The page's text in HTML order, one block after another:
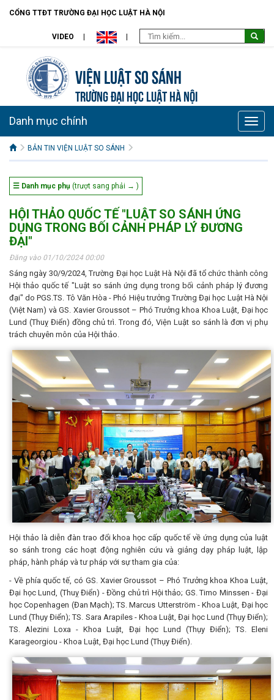
CỔNG TTĐT TRƯỜNG ĐẠI HỌC LUẬT HÀ NỘI
VIDEO
Viện Luật so sánh
TRƯỜNG ĐẠI HỌC LUẬT HÀ NỘI
Toggle
Danh mục chính
BẢN TIN VIỆN LUẬT SO SÁNH
☰ Danh mục phụ (trượt sang phải → )
HỘI THẢO QUỐC TẾ "LUẬT SO SÁNH ỨNG
DỤNG TRONG BỐI CẢNH PHÁP LÝ ĐƯƠNG
ĐẠI"
Đăng vào 01/10/2024 00:00
Sáng ngày 30/9/2024, Trường Đại học Luật Hà Nội đã tổ chức thành công
Hội thảo quốc tế "Luật so sánh ứng dụng trong bối cảnh pháp lý đương
đại" do PGS.TS. Tô Văn Hòa - Phó Hiệu trưởng Trường Đại học Luật Hà Nội
(Việt Nam) và GS. Xavier Groussot – Phó Trưởng khoa Khoa Luật, Đại học
Lund (Thuỵ Điển) đồng chủ trì. Trong đó, Viện Luật so sánh là đơn vị phụ
trách chuyên môn của Hội thảo.
Hội thảo là diễn đàn trao đổi khoa học cấp quốc tế về ứng dụng của luật
so sánh trong các hoạt động nghiên cứu và giảng dạy pháp luật, lập
pháp, hành pháp và tư pháp với sự tham gia của:
- Về phía quốc tế, có GS. Xavier Groussot – Phó Trưởng khoa Khoa Luật,
Đại học Lund, (Thuỵ Điển) - Đồng chủ trì Hội thảo; GS. Timo Minssen - Đại
học Copenhagen (Đan Mạch); TS. Marcus Utterström - Khoa Luật, Đại học
Lund (Thụy Điển); TS. Sara Arapiles - Khoa Luật, Đại học Lund (Thụy Điển);
TS. Alezini Loxa - Khoa Luật, Đại học Lund (Thụy Điển); TS. Eleni
Karageorgiou - Khoa Luật, Đại học Lund (Thụy Điển).